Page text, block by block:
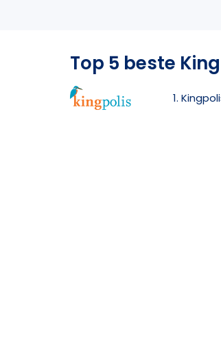
Top 5 beste
1.